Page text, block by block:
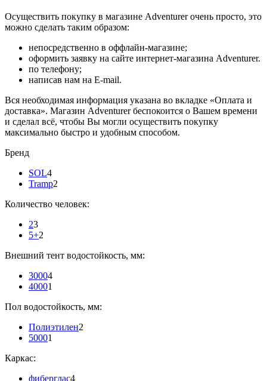
Осуществить покупку в магазине Adventurer очень просто, это
можно сделать таким образом:
непосредственно в оффлайн-магазине;
оформить заявку на сайте интернет-магазина Adventurer.
по телефону;
написав нам на E-mail.
Вся необходимая информация указана во вкладке «Оплата и
доставка». Магазин Adventurer беспокоится о Вашем времени
и сделал всё, чтобы Вы могли осуществить покупку
максимально быстро и удобным способом.
Бренд
SOL4
Tramp2
Количество человек:
23
5+2
Внешний тент водостойкость, мм:
30004
40001
Пол водостойкость, мм:
Полиэтилен2
50001
Каркас:
фиберглас4